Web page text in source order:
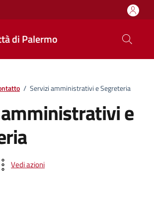
di Palermo
/ Servizi amministrativi e Segreteria
e
Vedi azioni